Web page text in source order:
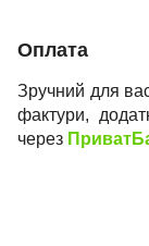
Оплата
Зручний для
фактури,
через